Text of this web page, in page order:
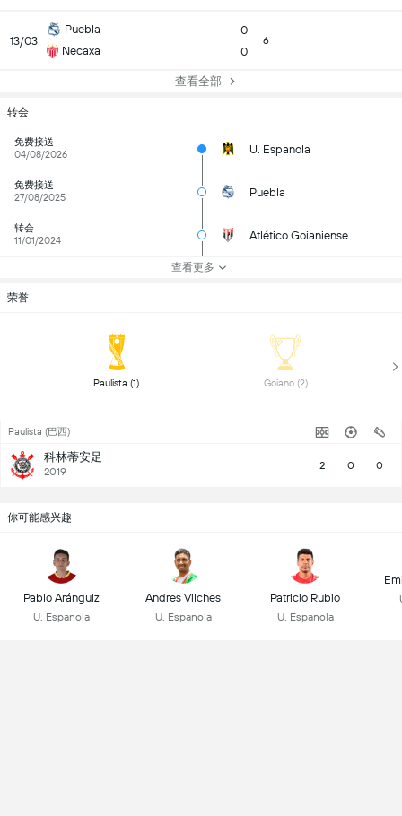
13/03
Puebla
Necaxa
0
0
6
查看全部
转会
免费接送
04/08/2026
U. Espanola
免费接送
27/08/2025
Puebla
转会
11/01/2024
Atlético Goianiense
查看更多
荣誉
Goiano (2)
Paulista (巴西)
科林蒂安足
2019 2 0 0
你可能感兴趣
Pablo Aránguiz
U. Espanola
Andres Vilches
U. Espanola
Patricio Rubio
U. Espanola